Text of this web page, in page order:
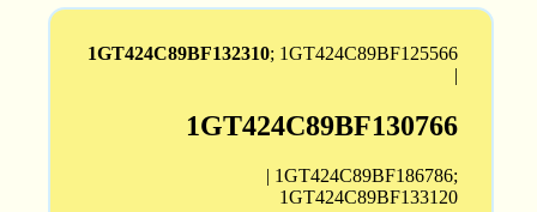
1GT424C89BF132310; 1GT424C89BF125566
|
1GT424C89BF130766
| 1GT424C89BF186786;
1GT424C89BF133120